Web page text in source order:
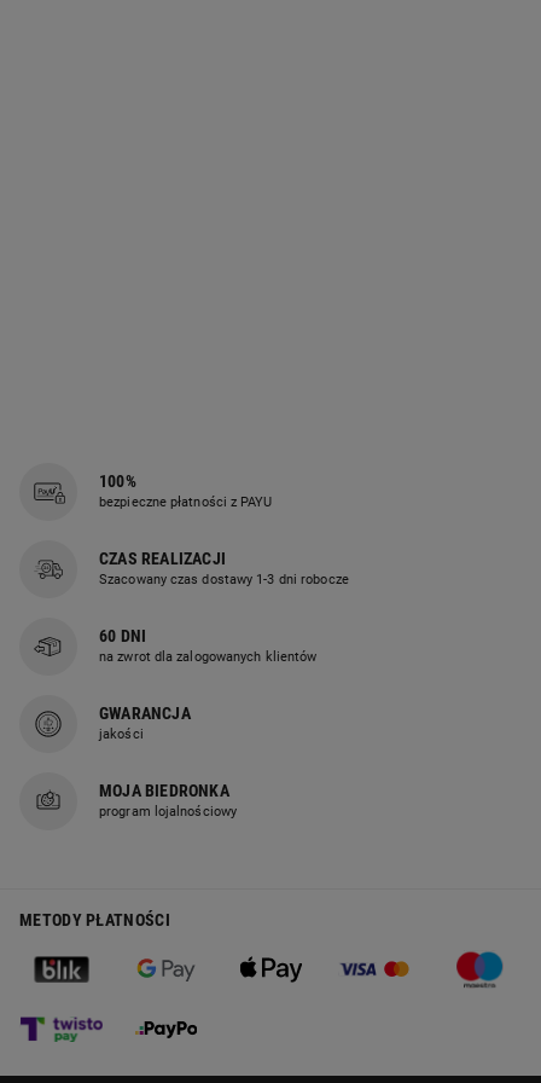
100%
bezpieczne płatności z PAYU
CZAS REALIZACJI
Szacowany czas dostawy 1-3 dni robocze
60 DNI
na zwrot dla zalogowanych klientów
GWARANCJA
jakości
MOJA BIEDRONKA
program lojalnościowy
METODY PŁATNOŚCI